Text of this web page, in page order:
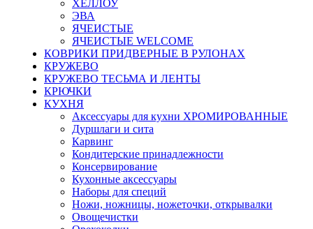
ХЕЛЛОУ
ЭВА
ЯЧЕИСТЫЕ
ЯЧЕИСТЫЕ WELCOME
КОВРИКИ ПРИДВЕРНЫЕ В РУЛОНАХ
КРУЖЕВО
КРУЖЕВО ТЕСЬМА И ЛЕНТЫ
КРЮЧКИ
КУХНЯ
Аксессуары для кухни ХРОМИРОВАННЫЕ
Дуршлаги и сита
Карвинг
Кондитерские принадлежности
Консервирование
Кухонные аксессуары
Наборы для специй
Ножи, ножницы, ножеточки, открывалки
Овощечистки